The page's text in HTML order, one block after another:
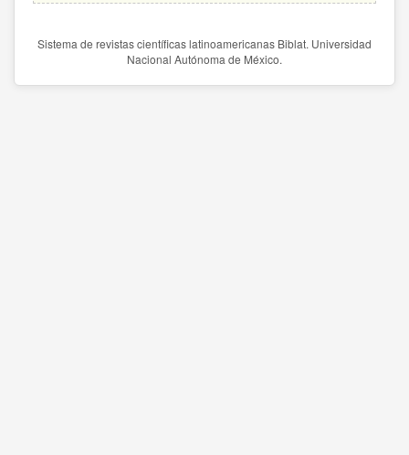
Sistema de revistas científicas latinoamericanas Biblat. Universidad
Nacional Autónoma de México.